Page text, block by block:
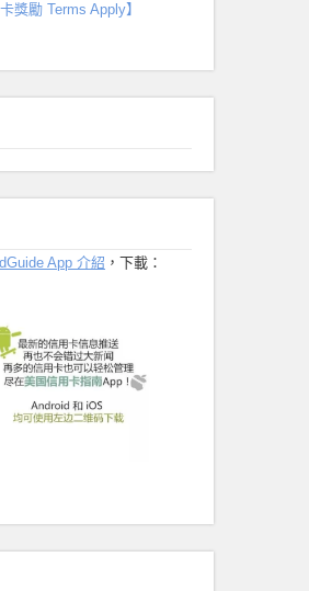
卡獎勵 Terms Apply】
App 介紹 ，下載：